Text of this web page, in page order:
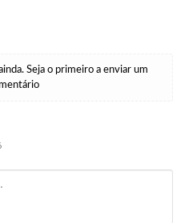
Seja o primeiro a enviar um